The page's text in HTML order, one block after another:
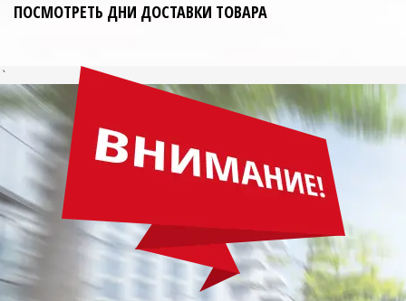
ПОСМОТРЕТЬ ДНИ ДОСТАВКИ ТОВАРА
`